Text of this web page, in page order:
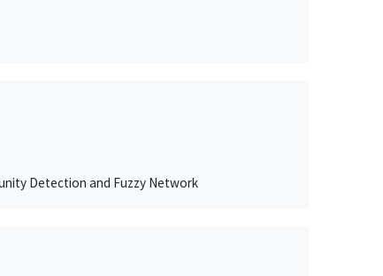
Detection and Fuzzy Network